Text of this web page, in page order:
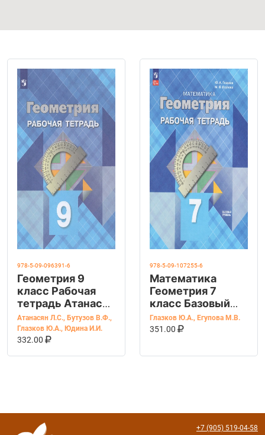
978-5-09-096391-6
Геометрия 9
класс Рабочая
тетрадь Атанасян
Л.С., Бутузов В.Ф.
Атанасян Л.С., Бутузов В.Ф.,
Глазков Ю.А., Юдина И.И.
332.00
В КОРЗИНУ
978-5-09-107255-6
Математика
Геометрия 7
класс Базовый
уровень Рабочая
тетрадь Глазков
Глазков Ю.А., Егупова М.В.
351.00
В КОРЗИНУ
+7 (905) 519-04-58